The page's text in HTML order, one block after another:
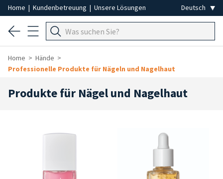
Home | Kundenbetreuung | Unsere Lösungen
Home
Hände
Professionelle Produkte für Nägeln und Nagelhaut
Produkte für Nägel und Nagelhaut